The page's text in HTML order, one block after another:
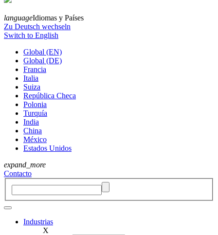
languageIdiomas y Países
Zu Deutsch wechseln
Switch to English
Global (EN)
Global (DE)
Francia
Italia
Suiza
República Checa
Polonia
Turquía
India
China
México
Estados Unidos
expand_more
Contacto
Industrias
X